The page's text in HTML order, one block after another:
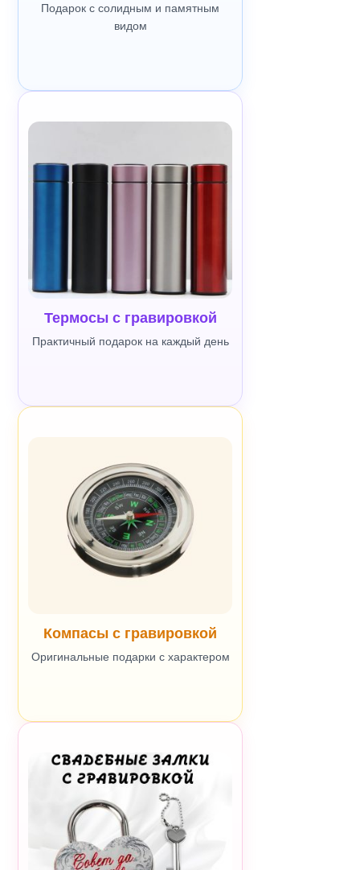
Подарок с солидным и памятным
видом
Термосы с гравировкой
Практичный подарок на каждый день
Компасы с гравировкой
Оригинальные подарки с характером